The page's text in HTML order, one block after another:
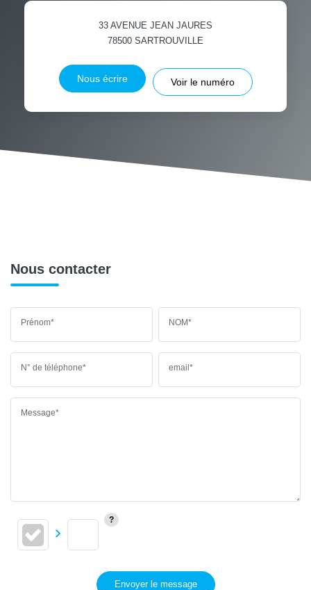
33 AVENUE JEAN JAURES
78500 SARTROUVILLE
Nous écrire Voir le numéro
Nous contacter
Prénom* NOM*
N° de téléphone* email*
Message*
Envoyer le message